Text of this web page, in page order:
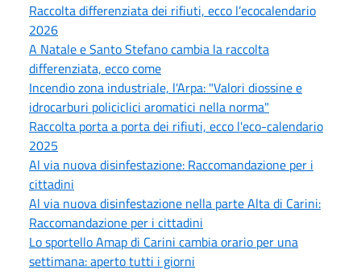
Raccolta differenziata dei rifiuti, ecco l’ecocalendario
2026
A Natale e Santo Stefano cambia la raccolta
differenziata, ecco come
Incendio zona industriale, l'Arpa: "Valori diossine e
idrocarburi policiclici aromatici nella norma"
Raccolta porta a porta dei rifiuti, ecco l'eco-calendario
2025
Al via nuova disinfestazione: Raccomandazione per i
cittadini
Al via nuova disinfestazione nella parte Alta di Carini:
Raccomandazione per i cittadini
Lo sportello Amap di Carini cambia orario per una
settimana: aperto tutti i giorni